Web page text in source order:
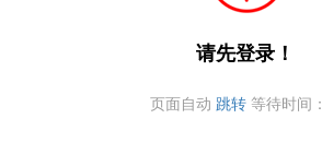
请先登录！
页面自动 跳转 等待时间：